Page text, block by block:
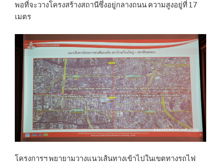
พอที่จะวางโครงสร้างสถานีซึ่งอยู่กลางถนน ความสูงอยู่ที่ 17
เมตร
โครงการฯ พยายามวางแนวเส้นทางเข้าไปในเขตทางรถไฟ